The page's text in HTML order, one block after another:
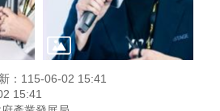
：115-06-02 15:41
15:41